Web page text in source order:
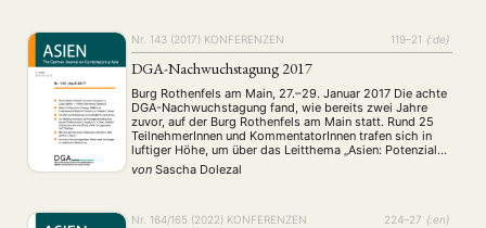
Nr. 143 (2017) KONFERENZEN 119–21 {:de}
DGA-Nachwuchstagung 2017
Burg Rothenfels am Main, 27.–29. Januar 2017 Die achte
DGA-Nachwuchstagung fand, wie bereits zwei Jahre
zuvor, auf der Burg Rothenfels am Main statt. Rund 25
TeilnehmerInnen und KommentatorInnen trafen sich in
luftiger Höhe, um über das Leitthema „Asien: Potenziale
und Konflikte“ zu diskutieren. Die methodische,
disziplinäre und geografische Vielfalt der Beiträge
von Sascha Dolezal
Nr. 164/165 (2022) KONFERENZEN 224–27 {:en}